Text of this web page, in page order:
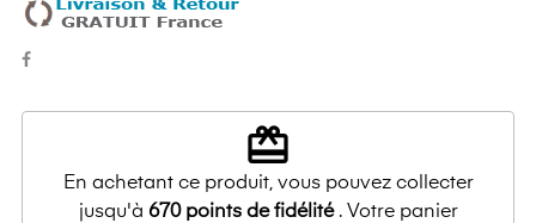
redeem
En achetant ce produit, vous pouvez collecter
jusqu'à 670points de fidélité. Votre panier